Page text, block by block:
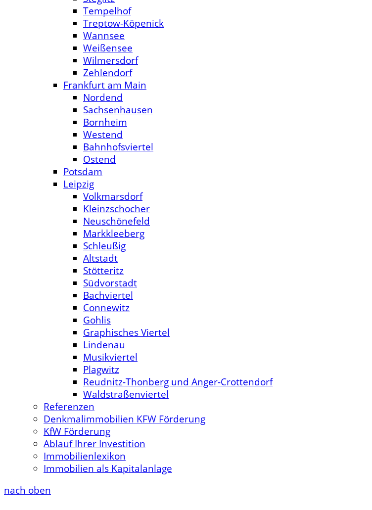
Tempelhof
Treptow-Köpenick
Wannsee
Weißensee
Wilmersdorf
Zehlendorf
Frankfurt am Main
Nordend
Sachsenhausen
Bornheim
Westend
Bahnhofsviertel
Ostend
Potsdam
Leipzig
Volkmarsdorf
Kleinzschocher
Neuschönefeld
Markkleeberg
Schleußig
Altstadt
Stötteritz
Südvorstadt
Bachviertel
Connewitz
Gohlis
Graphisches Viertel
Lindenau
Musikviertel
Plagwitz
Reudnitz-Thonberg und Anger-Crottendorf
Waldstraßenviertel
Referenzen
Denkmalimmobilien KFW Förderung
KfW Förderung
Ablauf Ihrer Investition
Immobilienlexikon
Immobilien als Kapitalanlage
nach oben